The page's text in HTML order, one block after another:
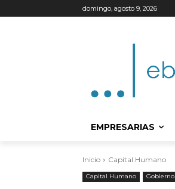
domingo, agosto 9, 2026
EMPRESARIAS
Inicio Capital Humano
Capital Humano Gobierno